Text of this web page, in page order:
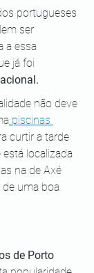
portugueses
ser
a essa
já foi
não deve
piscinas
curtir a tarde
está localizada
na de Axé
de uma boa
de Porto